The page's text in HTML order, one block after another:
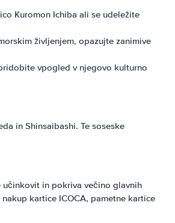
Kuromon Ichiba ali se udeležite
življenjem, opazujte zanimive
vpogled v njegovo kulturno
in Shinsaibashi. Te soseske
učinkovit in pokriva večino glavnih
kartice ICOCA, pametne kartice